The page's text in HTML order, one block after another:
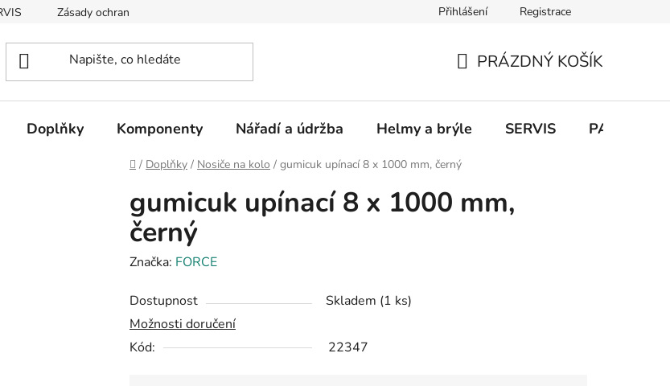
Zásady ochrany osobních údajů Přihlášení Registrace
KOŠÍK
PRÁZDNÝ KOŠÍK
Doplňky Komponenty Nářadí a údržba Helmy a brýle SERVIS
Domů
/ Doplňky / Nosiče na kolo / gumicuk upínací 8 x 1000 mm, černý
gumicuk upínací 8 x 1000 mm,
černý
Značka: FORCE
Dostupnost Skladem (1 ks)
Možnosti doručení
Kód:
22347